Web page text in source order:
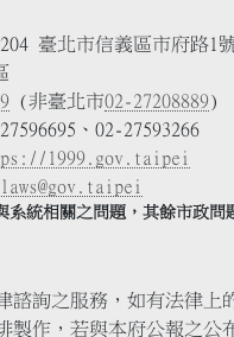
臺北市信義區市府路1
(非臺北市02-27208889)
、02-27593266
1999.gov.taipei
系統相關之問題，其餘市政問
詢之服務，如有法律上
作，若與本府公報之公